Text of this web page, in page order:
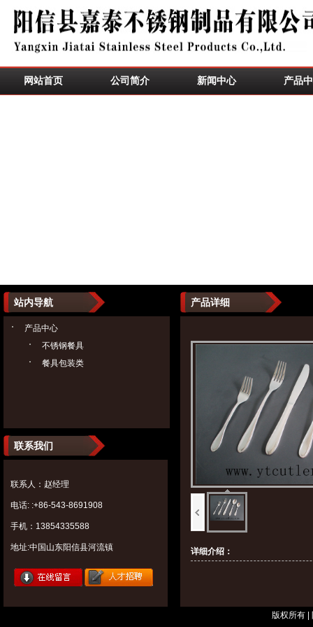
网站首页 公司简介 新闻中心 产品
产品详细
详细介绍：
站内导航
产品中心
不锈钢餐具
餐具包装类
联系我们
联系人：赵经理
电话: :+86-543-8691908
手机：13854335588
地址:中国山东阳信县河流镇
版权所有 |